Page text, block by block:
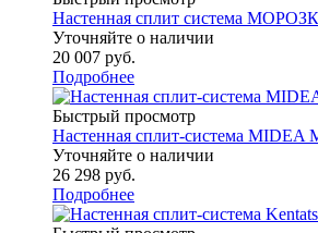
Настенная сплит система
Уточняйте о наличии
20 007 руб.
Подробнее
Быстрый просмотр
Настенная сплит-система
Уточняйте о наличии
26 298 руб.
Подробнее